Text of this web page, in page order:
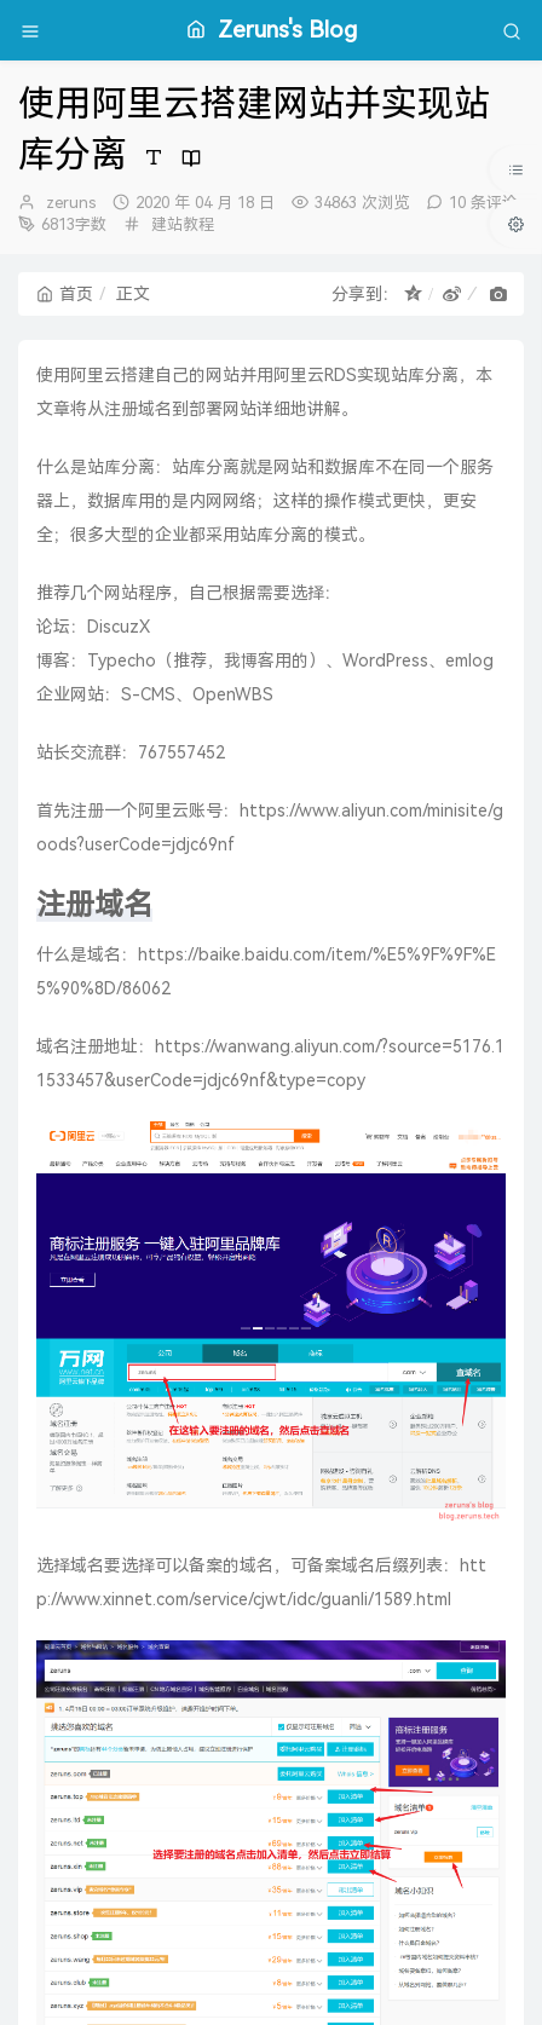
Zeruns's Blog
使用阿里云搭建网站并实现站
库分离
博
主：
zeruns
发
布
2020 年 04 月 18 日 34863 次浏览
10 条评论
6813字数
分
建站教程
首页 正文 分享到：
使用阿里云搭建自己的网站并用阿里云RDS实现站库分离，本
文章将从注册域名到部署网站详细地讲解。
什么是站库分离：站库分离就是网站和数据库不在同一个服务
器上，数据库用的是内网网络；这样的操作模式更快，更安
全；很多大型的企业都采用站库分离的模式。
推荐几个网站程序，自己根据需要选择：
论坛：
DiscuzX
博客： Typecho （推荐，我博客用的）、 WordPress、 emlog
企业网站： S-CMS、 OpenWBS
站长交流群： 767557452
首先注册一个阿里云账号：
https://www.aliyun.com/minisite/g
oods?userCode=jdjc69nf
注册域名
什么是域名：
https://baike.baidu.com/item/%E5%9F%9F%E
5%90%8D/86062
域名注册地址：
https://wanwang.aliyun.com/?source=5176.1
1533457&userCode=jdjc69nf&type=copy
选择域名要选择可以备案的域名，可备案域名后缀列表：
htt
p://www.xinnet.com/service/cjwt/idc/guanli/1589.html